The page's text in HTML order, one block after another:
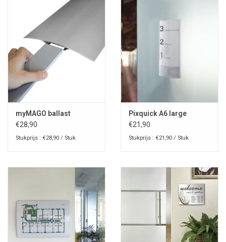
myMAGO ballast
€28,90
Stukprijs : €28,90 / Stuk
Pixquick A6 large
€21,90
Stukprijs : €21,90 / Stuk